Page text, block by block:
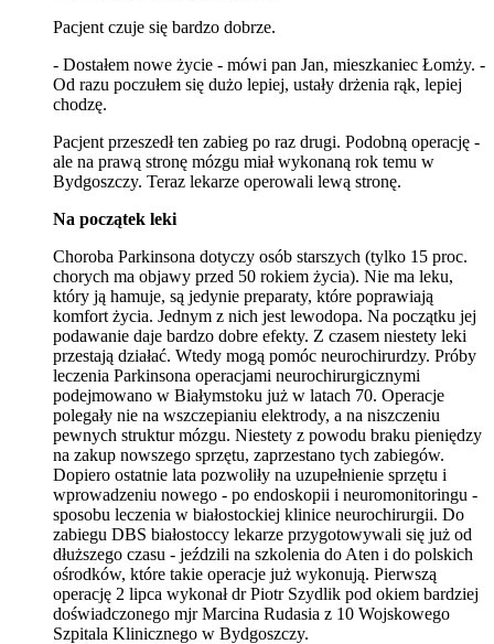
Pacjent czuje się bardzo dobrze.
- Dostałem nowe życie - mówi pan Jan, mieszkaniec Łomży. -
Od razu poczułem się dużo lepiej, ustały drżenia rąk, lepiej
chodzę.
Pacjent przeszedł ten zabieg po raz drugi. Podobną operację -
ale na prawą stronę mózgu miał wykonaną rok temu w
Bydgoszczy. Teraz lekarze operowali lewą stronę.
Na początek leki
Choroba Parkinsona dotyczy osób starszych (tylko 15 proc.
chorych ma objawy przed 50 rokiem życia). Nie ma leku,
który ją hamuje, są jedynie preparaty, które poprawiają
komfort życia. Jednym z nich jest lewodopa. Na początku jej
podawanie daje bardzo dobre efekty. Z czasem niestety leki
przestają działać. Wtedy mogą pomóc neurochirurdzy. Próby
leczenia Parkinsona operacjami neurochirurgicznymi
podejmowano w Białymstoku już w latach 70. Operacje
polegały nie na wszczepianiu elektrody, a na niszczeniu
pewnych struktur mózgu. Niestety z powodu braku pieniędzy
na zakup nowszego sprzętu, zaprzestano tych zabiegów.
Dopiero ostatnie lata pozwoliły na uzupełnienie sprzętu i
wprowadzeniu nowego - po endoskopii i neuromonitoringu -
sposobu leczenia w białostockiej klinice neurochirurgii. Do
zabiegu DBS białostoccy lekarze przygotowywali się już od
dłuższego czasu - jeździli na szkolenia do Aten i do polskich
ośrodków, które takie operacje już wykonują. Pierwszą
operację 2 lipca wykonał dr Piotr Szydlik pod okiem bardziej
doświadczonego mjr Marcina Rudasia z 10 Wojskowego
Szpitala Klinicznego w Bydgoszczy.